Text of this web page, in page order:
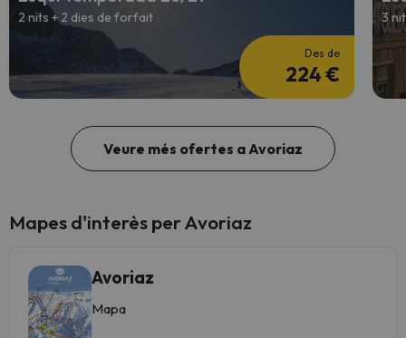
2 nits + 2 dies de forfait
Des de
224 €
3
Veure més ofertes a Avoriaz
Mapes d'interès per Avoriaz
Avoriaz
Mapa